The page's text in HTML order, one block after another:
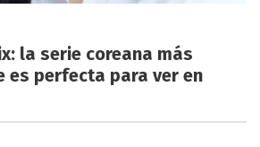
la serie coreana más
es perfecta para ver en